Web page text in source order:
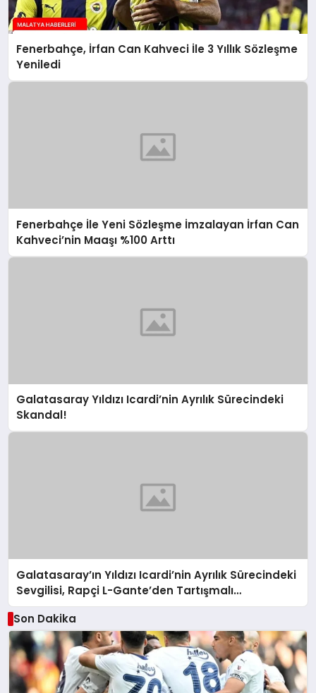
Fenerbahçe, İrfan Can Kahveci İle 3 Yıllık Sözleşme
Yeniledi
Fenerbahçe İle Yeni Sözleşme İmzalayan İrfan Can
Kahveci’nin Maaşı %100 Arttı
Galatasaray Yıldızı Icardi’nin Ayrılık Sürecindeki
Skandal!
Galatasaray’ın Yıldızı Icardi’nin Ayrılık Sürecindeki
Sevgilisi, Rapçi L-Gante’den Tartışmalı
Açıklamalar
Son Dakika